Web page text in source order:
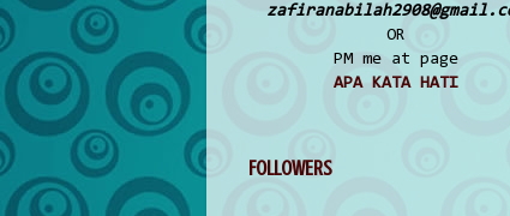
OR
PM me at page
APA KATA HATI
FOLLOWERS